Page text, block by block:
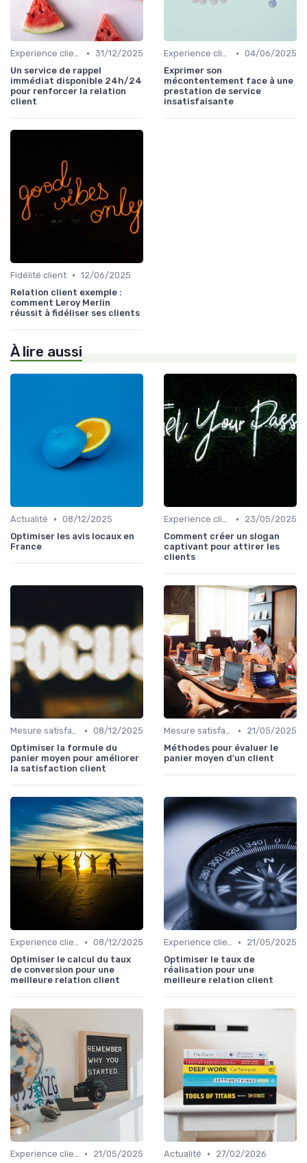
Experience client • 31/12/2025
Un service de rappel
immédiat disponible 24h/24
pour renforcer la relation
client
Experience client • 04/06/2025
Exprimer son
mécontentement face à une
prestation de service
insatisfaisante
Fidélité client • 12/06/2025
Relation client exemple :
comment Leroy Merlin
réussit à fidéliser ses clients
À lire aussi
Actualité • 08/12/2025
Optimiser les avis locaux en
France
Experience client •
23/05/2025
Comment créer un slogan
captivant pour attirer les
clients
Mesure satisfaction • 08/12/2025
Optimiser la formule du
panier moyen pour améliorer
la satisfaction client
Mesure satisfaction •
21/05/2025
Méthodes pour évaluer le
panier moyen d'un client
Experience client • 08/12/2025
Optimiser le calcul du taux
de conversion pour une
meilleure relation client
Experience client •
21/05/2025
Optimiser le taux de
réalisation pour une
meilleure relation client
Experience client •
21/05/2025
Actualité •
27/02/2026